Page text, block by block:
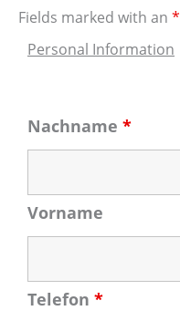
Fields marked with an *
Personal Information
Nachname *
Vorname
Telefon *